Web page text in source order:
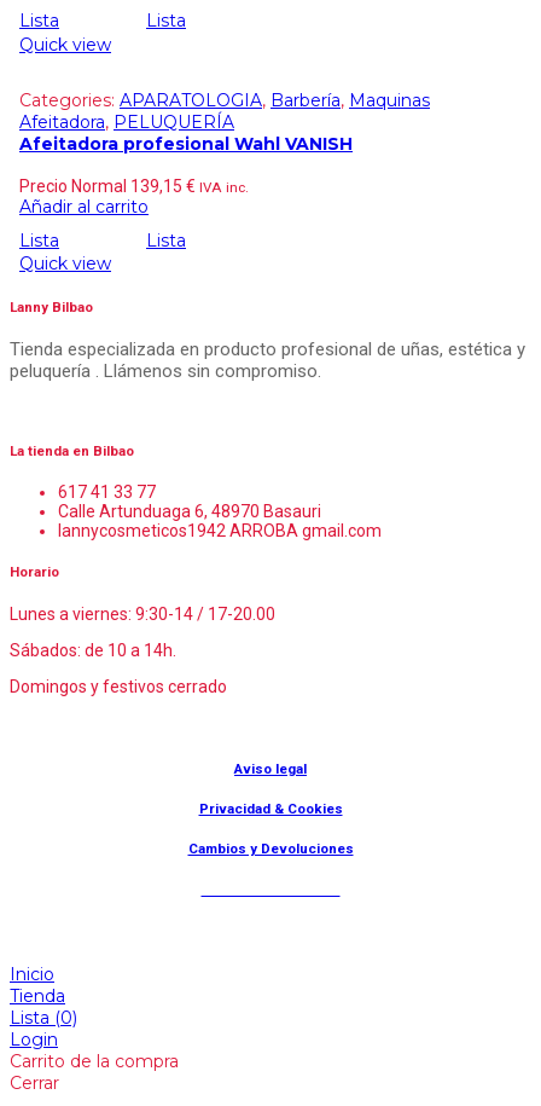
Lista
Lista
Quick view
Categories: APARATOLOGIA, Barbería, Maquinas
Afeitadora, PELUQUERÍA
Afeitadora profesional Wahl VANISH
Precio Normal 139,15 € IVA inc.
Añadir al carrito
Lista
Lista
Quick view
Lanny Bilbao
Tienda especializada en producto profesional de uñas, estética y
peluquería . Llámenos sin compromiso.
La tienda en Bilbao
617 41 33 77
Calle Artunduaga 6, 48970 Basauri
lannycosmeticos1942 ARROBA gmail.com
Horario
Lunes a viernes: 9:30-14 / 17-20.00
Sábados: de 10 a 14h.
Domingos y festivos cerrado
Aviso legal
Privacidad & Cookies
Cambios y Devoluciones
Inicio
Tienda
Lista (0)
Login
Carrito de la compra
Cerrar